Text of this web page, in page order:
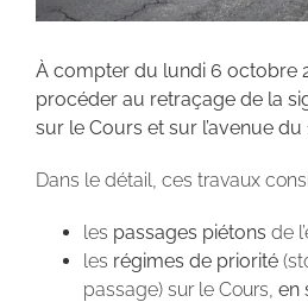
À compter du lundi 6 octobre
procéder au retraçage de la
sur le Cours et sur l’avenue du
Dans le détail, ces travaux
les passages piétons de
les régimes de priorité
passage) sur le Cours, en